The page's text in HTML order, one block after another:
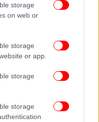
storage
on web or
storage
or app.
storage
storage